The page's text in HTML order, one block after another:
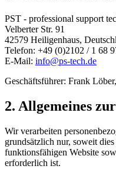
PST - professional support
Velberter Str. 91
42579 Heiligenhaus,
Telefon: +49 (0)2102 / 1 68
E-Mail: info@ps-tech.de
Geschäftsführer: Frank
2. Allgemeines
Wir verarbeiten
grundsätzlich nur, soweit
funktionsfähigen Website
erforderlich ist.